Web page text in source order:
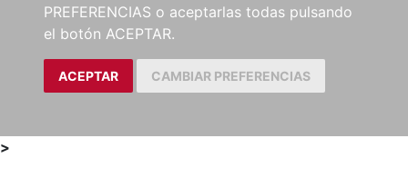
PREFERENCIAS o aceptarlas todas pulsando
el botón ACEPTAR.
ACEPTAR CAMBIAR PREFERENCIAS
>